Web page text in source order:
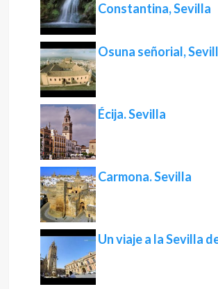
Constantina, Sevilla
Osuna señorial,
Écija. Sevilla
Carmona. Sevilla
Un viaje a la Sevilla